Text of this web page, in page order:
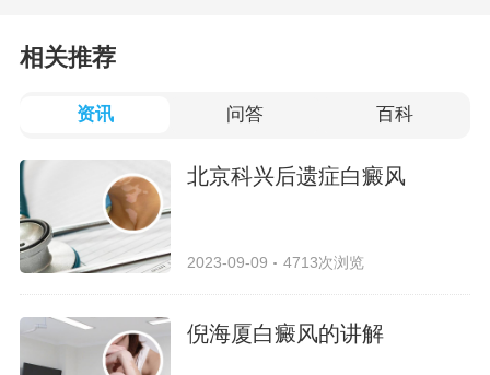
相关推荐
资讯 问答 百科
北京科兴后遗症白癜风
2023-09-09 4713次浏览
倪海厦白癜风的讲解